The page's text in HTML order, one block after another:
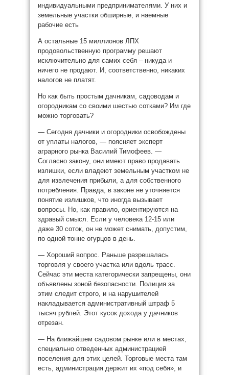
индивидуальными предпринимателями. У них и
земельные участки обширные, и наемные
рабочие есть
А остальные 15 миллионов ЛПХ
продовольственную программу решают
исключительно для самих себя – никуда и
ничего не продают. И, соответственно, никаких
налогов не платят.
Но как быть простым дачникам, садоводам и
огородникам со своими шестью сотками? Им где
можно торговать?
— Сегодня дачники и огородники освобождены
от уплаты налогов, — поясняет эксперт
аграрного рынка Василий Тимофеев. —
Согласно закону, они имеют право продавать
излишки, если владеют земельным участком не
для извлечения прибыли, а для собственного
потребления. Правда, в законе не уточняется
понятие излишков, что иногда вызывает
вопросы. Но, как правило, ориентируются на
здравый смысл. Если у человека 12-15 или
даже 30 соток, он не может снимать, допустим,
по одной тонне огурцов в день.
— Хороший вопрос. Раньше разрешалась
торговля у своего участка или вдоль трасс.
Сейчас эти места категорически запрещены, они
объявлены зоной безопасности. Полиция за
этим следит строго, и на нарушителей
накладывается административный штраф 5
тысяч рублей. Этот кусок дохода у дачников
отрезан.
— На ближайшем садовом рынке или в местах,
специально отведенных администрацией
поселения для этих целей. Торговые места там
есть, администрация держит их «под себя», и